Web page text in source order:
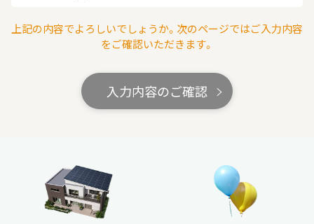
上記の内容でよろしいでしょうか。次のページではご入力内容
をご確認いただきます。
入力内容のご確認